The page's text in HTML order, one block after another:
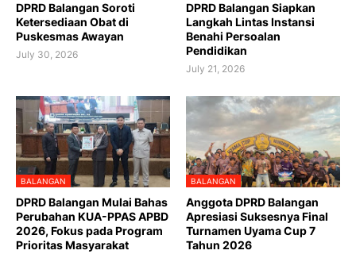
DPRD Balangan Soroti
Ketersediaan Obat di
Puskesmas Awayan
July 30, 2026
DPRD Balangan Siapkan
Langkah Lintas Instansi
Benahi Persoalan
Pendidikan
July 21, 2026
BALANGAN
DPRD Balangan Mulai Bahas
Perubahan KUA-PPAS APBD
2026, Fokus pada Program
Prioritas Masyarakat
BALANGAN
Anggota DPRD Balangan
Apresiasi Suksesnya Final
Turnamen Uyama Cup 7
Tahun 2026